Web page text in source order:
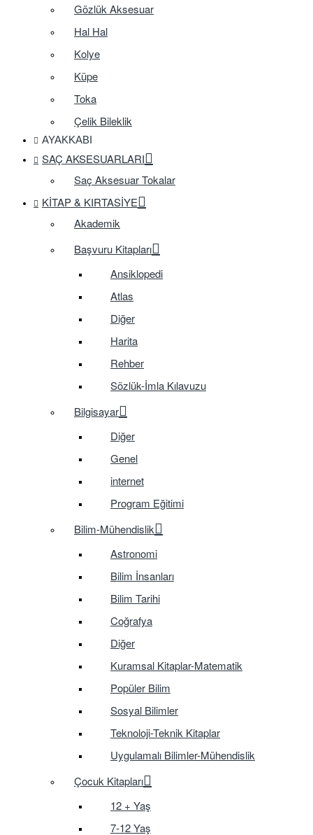
Gözlük Aksesuar
Hal Hal
Kolye
Küpe
Toka
Çelik Bileklik
AYAKKABI
SAÇ AKSESUARLARI
Saç Aksesuar Tokalar
KITAP & KIRTASIYE
Akademik
Başvuru Kitapları
Ansiklopedi
Atlas
Diğer
Harita
Rehber
Sözlük-İmla Kılavuzu
Bilgisayar
Diğer
Genel
internet
Program Eğitimi
Bilim-Mühendislik
Astronomi
Bilim İnsanları
Bilim Tarihi
Coğrafya
Diğer
Kuramsal Kitaplar-Matematik
Popüler Bilim
Sosyal Bilimler
Teknoloji-Teknik Kitaplar
Uygulamalı Bilimler-Mühendislik
Çocuk Kitapları
12 + Yaş
7-12 Yaş